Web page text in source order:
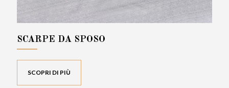
SCARPE DA SPOSO
SCOPRI DI PIÙ